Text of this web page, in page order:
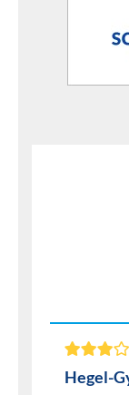
Hegel-